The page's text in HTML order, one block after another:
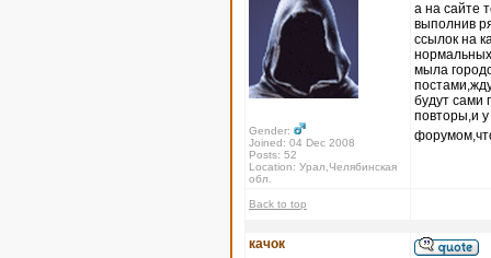
Gender:
Joined: 04 Dec 2008
Posts: 52
Location: Урал,Челябинская
обл.
а на сайте
выполнив
ссылок на
мыла
будут сами
повторы,и
Back to top
качок